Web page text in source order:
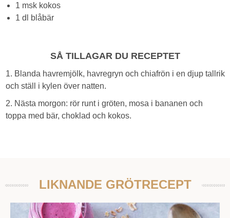
1 msk kokos
1 dl blåbär
SÅ TILLAGAR DU RECEPTET
1. Blanda havremjölk, havregryn och chiafrön i en djup tallrik
och ställ i kylen över natten.
2. Nästa morgon: rör runt i gröten, mosa i bananen och
toppa med bär, choklad och kokos.
LIKNANDE GRÖTRECEPT